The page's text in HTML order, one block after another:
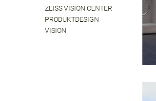
ZEISS VISION CENTER
PRODUKTDESIGN
VISION